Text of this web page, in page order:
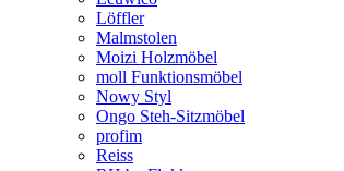
Löffler
Malmstolen
Moizi Holzmöbel
moll Funktionsmöbel
Nowy Styl
Ongo Steh-Sitzmöbel
profim
Reiss